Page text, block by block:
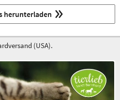
herunterladen
(USA).